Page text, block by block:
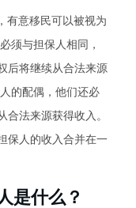
有意移民可以被视为
须与担保人相同，
后将继续从合法来源
的配偶，他们还必
法来源获得收入。
保人的收入合并在一
是什么？